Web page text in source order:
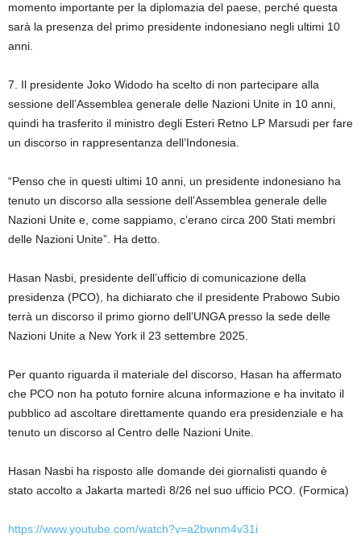
momento importante per la diplomazia del paese, perché questa
sarà la presenza del primo presidente indonesiano negli ultimi 10
anni.
7. Il presidente Joko Widodo ha scelto di non partecipare alla
sessione dell’Assemblea generale delle Nazioni Unite in 10 anni,
quindi ha trasferito il ministro degli Esteri Retno LP Marsudi per fare
un discorso in rappresentanza dell’Indonesia.
“Penso che in questi ultimi 10 anni, un presidente indonesiano ha
tenuto un discorso alla sessione dell’Assemblea generale delle
Nazioni Unite e, come sappiamo, c’erano circa 200 Stati membri
delle Nazioni Unite”. Ha detto.
Hasan Nasbi, presidente dell’ufficio di comunicazione della
presidenza (PCO), ha dichiarato che il presidente Prabowo Subio
terrà un discorso il primo giorno dell’UNGA presso la sede delle
Nazioni Unite a New York il 23 settembre 2025.
Per quanto riguarda il materiale del discorso, Hasan ha affermato
che PCO non ha potuto fornire alcuna informazione e ha invitato il
pubblico ad ascoltare direttamente quando era presidenziale e ha
tenuto un discorso al Centro delle Nazioni Unite.
Hasan Nasbi ha risposto alle domande dei giornalisti quando è
stato accolto a Jakarta martedì 8/26 nel suo ufficio PCO. (Formica)
https://www.youtube.com/watch?v=a2bwnm4v31i